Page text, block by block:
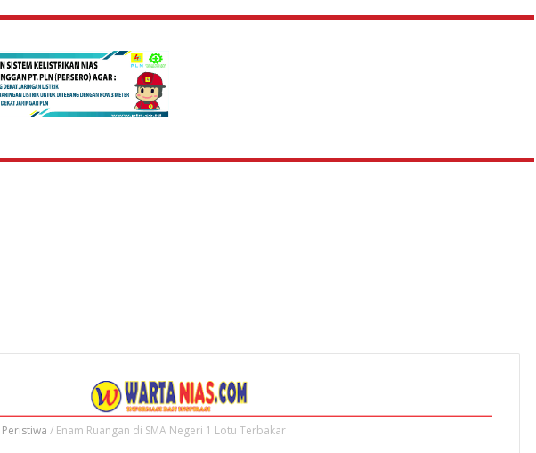
Peristiwa / Enam Ruangan di SMA Negeri 1 Lotu Terbakar